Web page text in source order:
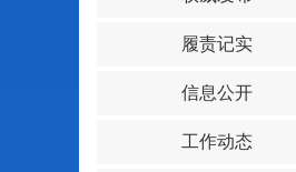
履责记实
信息公开
工作动态